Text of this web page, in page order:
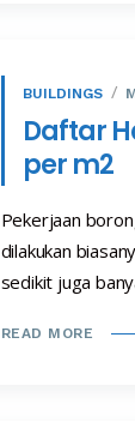
BUILDINGS
Daftar
per m2
Pekerjaan
dilakukan
sedikit juga
READ MORE